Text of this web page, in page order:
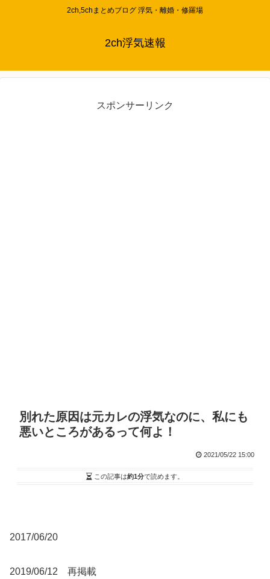
2ch,5chまとめブログ 浮気・離婚・修羅場
2ch浮気速報
スポンサーリンク
別れた原因は元カレの浮気なのに、私にも
悪いところがあるって何よ！
2021/05/22 15:00
この記事は約1分で読めます。
2017/06/20
2019/06/12 再掲載